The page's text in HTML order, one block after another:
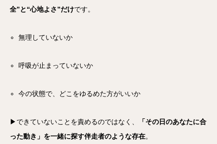
全”と“心地よさ”だけです。
無理していないか
呼吸が止まっていないか
今の状態で、どこをゆるめた方がいいか
▶できていないことを責めるのではなく、
「その日のあなたに合
った動き」を一緒に探す伴走者のような存在。